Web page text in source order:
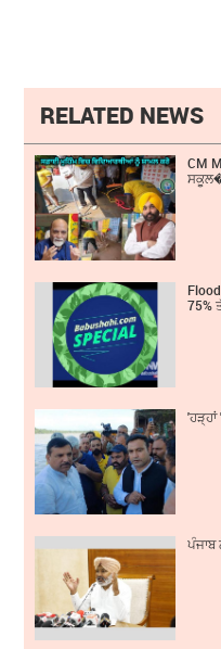
RELATED NEWS
CM
75%
'ਹੜ੍ਹਾਂ
ਪੰਜਾਬ